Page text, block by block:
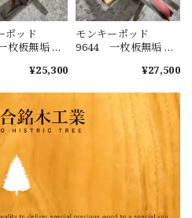
ポッド
板無垢 乾
カウンタ
ングテー
¥25,300
モンキーポッド
9644 一枚板無垢 乾
ｘ50mm カウンタ
ル ダイニングテー
ブル
¥27,500